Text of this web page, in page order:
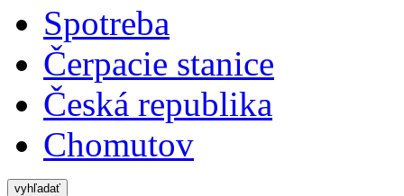
Spotreba
Čerpacie stanice
Česká republika
Chomutov
vyhľadať